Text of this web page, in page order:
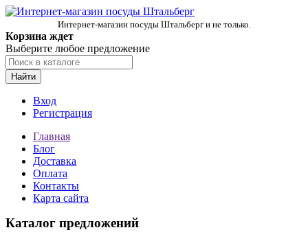
Интернет-магазин посуды Штальберг и не только.
Корзина ждет
Выберите любое предложение
Найти
Вход
Регистрация
Главная
Блог
Доставка
Оплата
Контакты
Карта сайта
Каталог предложений